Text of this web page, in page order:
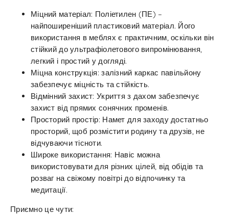
Міцний матеріал: Поліетилен (ПЕ) –
найпоширеніший пластиковий матеріал. Його
використання в меблях є практичним, оскільки він
стійкий до ультрафіолетового випромінювання,
легкий і простий у догляді.
Міцна конструкція: залізний каркас павільйону
забезпечує міцність та стійкість.
Відмінний захист: Укриття з дахом забезпечує
захист від прямих сонячних променів.
Просторий простір: Намет для заходу достатньо
просторий, щоб розмістити родину та друзів, не
відчуваючи тісноти.
Широке використання: Навіс можна
використовувати для різних цілей, від обідів та
розваг на свіжому повітрі до відпочинку та
медитації.
Приємно це чути: